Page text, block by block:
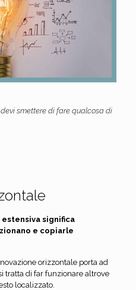
devi smettere di fare qualcosa di
estensiva significa
e copiarle
orizzontale porta ad
tratta di far funzionare altrove
localizzato.